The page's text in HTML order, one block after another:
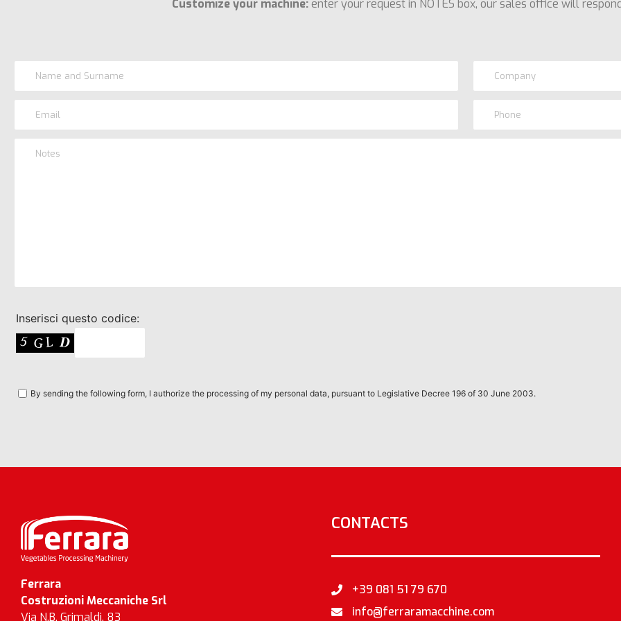
Customize your machine:enter your request in NOTES box, our sales office will
Inserisci questo codice:
By sending the following form, I authorize the processing of my personal data, pursuant to Legislative Decree 196 of 30 June 2003.
Ferrara
Costruzioni Meccaniche Srl
Via N.B. Grimaldi, 83
CONTACTS
+39 081 51 79 670
info@ferraramacchine.com